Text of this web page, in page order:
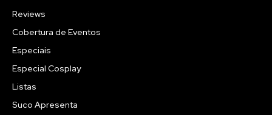
Reviews
Cobertura de Eventos
Especiais
Especial Cosplay
Listas
Suco Apresenta